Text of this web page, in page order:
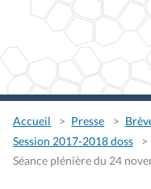
Accueil Presse
Session 2017-2018 doss
Séance plénière du 24